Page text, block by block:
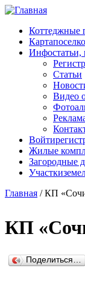
Перейти к
Коттеджные
Карта
Инфостатьи,
Статьи
Видео
Войти
Жилые
Загородные
Участки
Главная /КП
КП
Поделиться…